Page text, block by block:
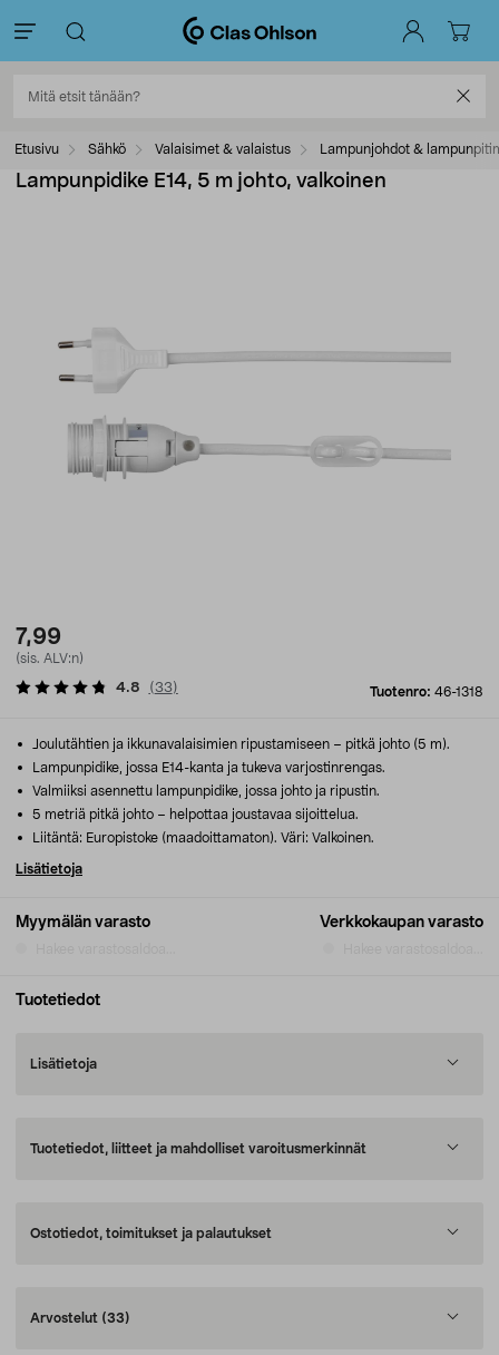
Etusivu Sähkö Valaisimet & valaistus Lampunjohdot &
Lampunpidike E14, 5 m johto, valkoinen
7,99
(sis. ALV:n)
Tuotenro: 46-1318
4.8 (33)
Myymälän varasto Verkkokaupan varasto
Joulutähtien ja ikkunavalaisimien ripustamiseen – pitkä johto (5 m).
Lampunpidike, jossa E14-kanta ja tukeva varjostinrengas.
Valmiiksi asennettu lampunpidike, jossa johto ja ripustin.
5 metriä pitkä johto – helpottaa joustavaa sijoittelua.
Liitäntä: Europistoke (maadoittamaton). Väri: Valkoinen.
Lisätietoja
Tuotetiedot
Lisätietoja
Tuotetiedot, liitteet ja mahdolliset varoitusmerkinnät
Ostotiedot, toimitukset ja palautukset
Arvostelut (33)